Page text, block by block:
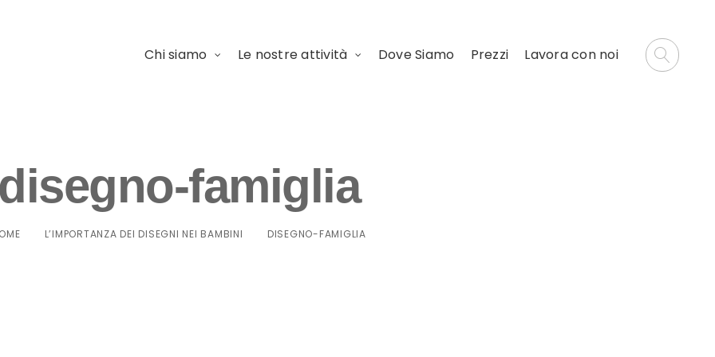
Chi siamo Le nostre attività Dove Siamo Prezzi Lavora con noi
famiglia
L’IMPORTANZA DEI DISEGNI NEI BAMBINI DISEGNO-FAMIGLIA